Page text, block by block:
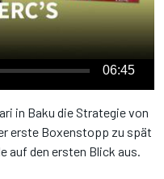
06:45
in Baku die Strategie von
erste Boxenstopp zu spät
auf den ersten Blick aus.